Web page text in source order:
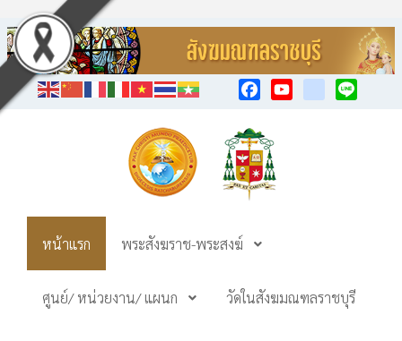
หน้าแรก พระสังฆราช-พระสงฆ์
ศูนย์/ หน่วยงาน/ แผนก วัดในสังฆมณฑลราชบุรี